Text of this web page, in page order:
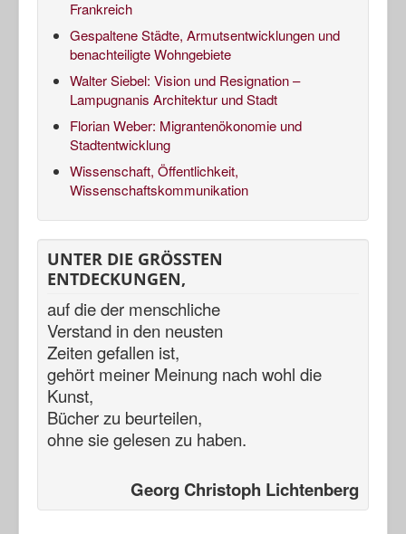
Frankreich
Gespaltene Städte, Armutsentwicklungen und
benachteiligte Wohngebiete
Walter Siebel: Vision und Resignation –
Lampugnanis Architektur und Stadt
Florian Weber: Migrantenökonomie und
Stadtentwicklung
Wissenschaft, Öffentlichkeit,
Wissenschaftskommunikation
UNTER DIE GRÖSSTEN
ENTDECKUNGEN,
auf die der menschliche
Verstand in den neusten
Zeiten gefallen ist,
gehört meiner Meinung nach wohl die
Kunst,
Bücher zu beurteilen,
ohne sie gelesen zu haben.
Georg Christoph Lichtenberg